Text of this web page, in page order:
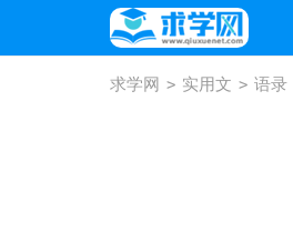
求学网 > 实用文 > 语录